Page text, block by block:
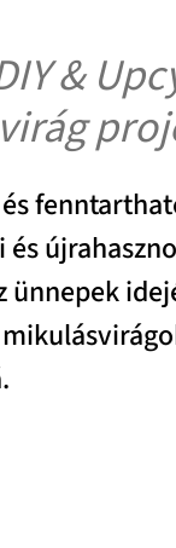
&
ünnepek